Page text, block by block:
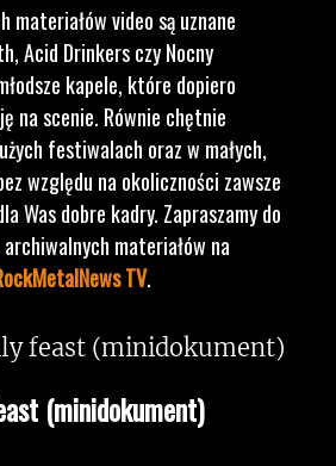
materiałów video są uznane
Acid Drinkers czy Nocny
kapele, które dopiero
na scenie. Równie chętnie
festiwalach oraz w małych,
względu na okoliczności zawsze
Was dobre kadry. Zapraszamy do
materiałów na
TV.
(minidokument)